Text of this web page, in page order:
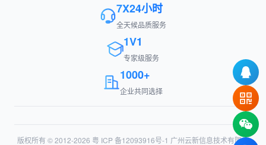
7X24小时
全天候品质服务
1V1
专家级服务
1000+
企业共同选择
版权所有 © 2012-2026 粤 ICP 备12093916号-1 广州云新信息技术有限公